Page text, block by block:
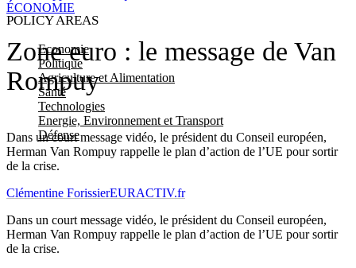
POLICY AREAS
Economie
Politique
Agriculture et Alimentation
Santé
Technologies
Energie, Environnement et Transport
Défense
Zone euro : le message de Van
Rompuy
Dans un court message vidéo, le président du Conseil européen,
Herman Van Rompuy rappelle le plan d’action de l’UE pour sortir
de la crise.
ÉCONOMIE
Clémentine ForissierEURACTIV.fr
Dans un court message vidéo, le président du Conseil européen,
Herman Van Rompuy rappelle le plan d’action de l’UE pour sortir
de la crise.